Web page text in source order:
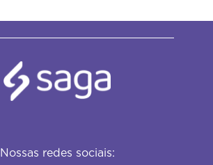
Nossas redes sociais: